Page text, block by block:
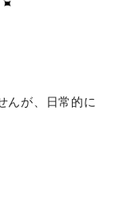
んが、日常的に